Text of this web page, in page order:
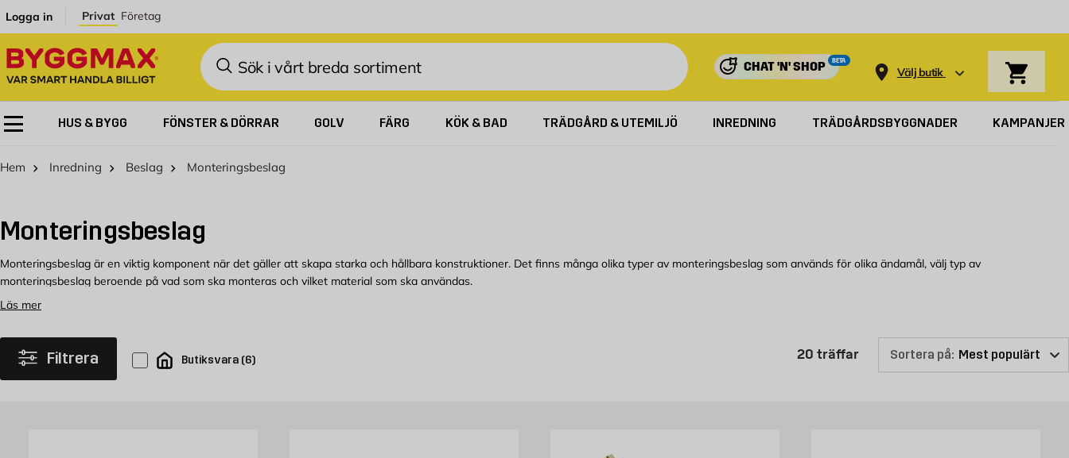
Logga in Privat Företag
Sök
CHAT 'N' SHOP
BETA
Välj butik
HUS & BYGG FÖNSTER & DÖRRAR GOLV FÄRG KÖK & BAD TRÄDGÅRD & UTEMILJÖ INREDNING TRÄDGÅRDSBYGGNADER KAMPANJER
Hem Inredning Beslag Monteringsbeslag
Monteringsbeslag
Monteringsbeslag är en viktig komponent när det gäller att skapa starka och hållbara konstruktioner. Det finns många olika typer av monteringsbeslag som används för olika ändamål, välj typ av
monteringsbeslag beroende på vad som ska monteras och vilket material som ska användas.
Välkommen att kolla in vårt sortiment av monteringsbeslag som du kan köpa bekvämt från Byggmax. Kom in till din närmaste Byggmax-butik eller kolla här online för att se vilken monteringsbeslag som vi kan
erbjuda.
Läs mer
Filtrera Butiksvara (6) 20 träffarProduktlistan är uppdaterad:
Sortera på: